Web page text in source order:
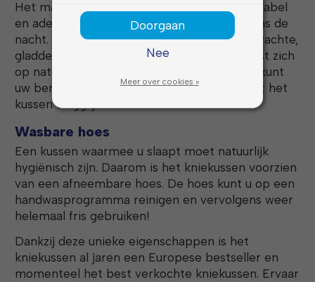
Het materiaal van het kniekussen is comfortabel
en ademend, zodat u niet gaat zweten tijdens de
nacht. Het memory foam kniekussen heeft zachte,
gladde rondingen en de halvemaanvorm past zich
op natuurlijke wijze aan naar het lichaam. U kunt
uw benen op elk moment buigen zonder dat het
kussen wegglijdt.
Wasbare hoes
Een kussen waarmee u slaapt moet natuurlijk
hygiënisch zijn. Daarom is het kniekussen voorzien
van een afneembare hoes. De hoes kunt u op een
handwasprogramma reinigen en vervolgens weer
helemaal fris gebruiken!
Dankzij deze unieke eigenschappen is het
kniekussen al jaren een Europese bestseller en
momenteel het best verkochte kniekussen. Ervaar
Doorgaan
Nee
Meer over cookies »